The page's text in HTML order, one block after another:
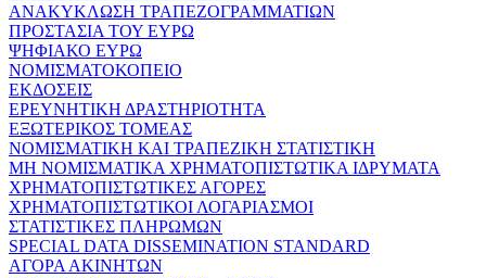
ΑΝΑΚΥΚΛΩΣΗ ΤΡΑΠΕΖΟΓΡΑΜΜΑΤΙΩΝ
ΠΡΟΣΤΑΣΙΑ ΤΟΥ ΕΥΡΩ
ΨΗΦΙΑΚΟ ΕΥΡΩ
ΝΟΜΙΣΜΑΤΟΚΟΠΕΙΟ
ΕΚΔΟΣΕΙΣ
ΕΡΕΥΝΗΤΙΚΗ ΔΡΑΣΤΗΡΙΟΤΗΤΑ
ΕΞΩΤΕΡΙΚΟΣ ΤΟΜΕΑΣ
ΝΟΜΙΣΜΑΤΙΚΗ ΚΑΙ ΤΡΑΠΕΖΙΚΗ ΣΤΑΤΙΣΤΙΚΗ
ΜΗ ΝΟΜΙΣΜΑΤΙΚΑ ΧΡΗΜΑΤΟΠΙΣΤΩΤΙΚΑ ΙΔΡΥΜΑΤΑ
ΧΡΗΜΑΤΟΠΙΣΤΩΤΙΚΕΣ ΑΓΟΡΕΣ
ΧΡΗΜΑΤΟΠΙΣΤΩΤΙΚΟΙ ΛΟΓΑΡΙΑΣΜΟΙ
ΣΤΑΤΙΣΤΙΚΕΣ ΠΛΗΡΩΜΩΝ
SPECIAL DATA DISSEMINATION STANDARD
ΑΓΟΡΑ ΑΚΙΝΗΤΩΝ